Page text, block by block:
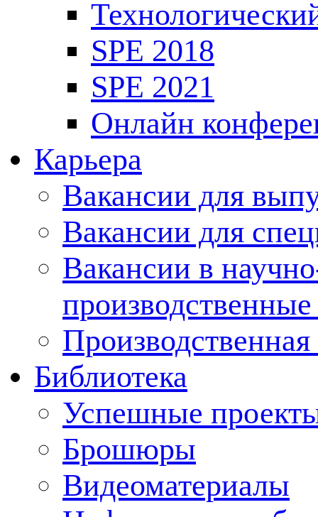
SPE 2018
SPE 2021
Онлайн
Карьера
Вакансии для
Вакансии для
Вакансии в
Производственная
Библиотека
Успешные
Брошюры
Видеоматериалы